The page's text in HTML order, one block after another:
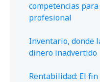
competencias
profesional
Inventario, donde
dinero inadvertido
Rentabilidad: El